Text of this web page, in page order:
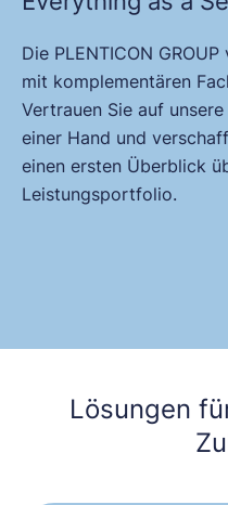
Die PLENTICON
mit komplementären
Vertrauen Sie auf
einer Hand und
einen ersten Überblick
Leistungsportfolio.
Lösungen